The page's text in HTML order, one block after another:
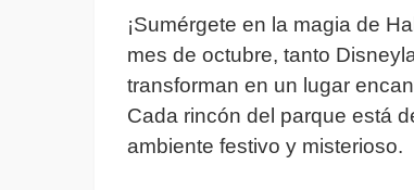
¡Sumérgete en la magia de
mes de octubre, tanto
transforman en un lugar
Cada rincón del parque está
ambiente festivo y misterioso.